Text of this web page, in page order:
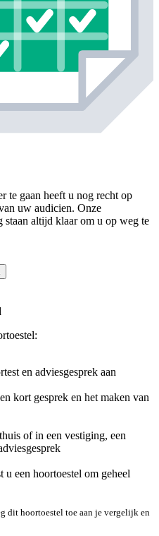
te gaan heeft u nog recht op
uw audicien. Onze
staan altijd klaar om u op weg te
en adviesgesprek aan
kort gesprek en het maken van
of in een vestiging, een
u een hoortoestel om geheel
dit hoortoestel toe aan je vergelijk en